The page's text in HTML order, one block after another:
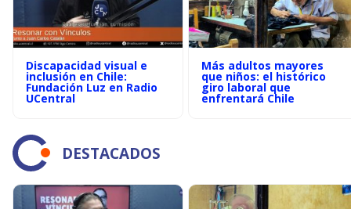
Discapacidad visual e
inclusión en Chile:
Fundación Luz en Radio
UCentral
Más adultos mayores
que niños: el histórico
giro laboral que
enfrentará Chile
DESTACADOS